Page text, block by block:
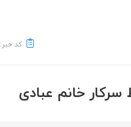
کد خبر: ۱۲۲۳۸
خانم عبادی